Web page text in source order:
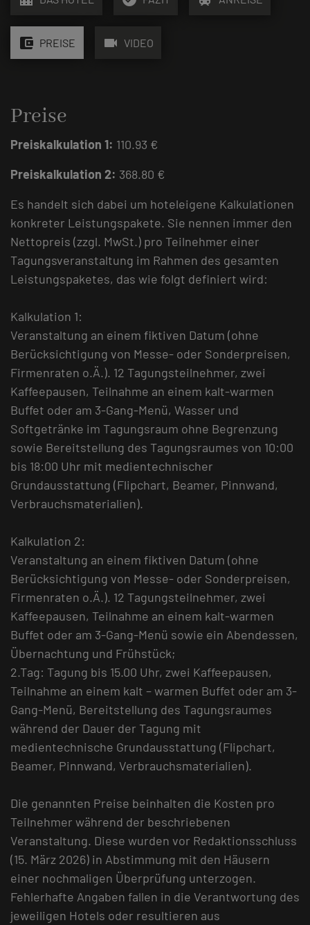
account_balance_wallet PREISE videocam VIDEO
Preise
Preiskalkulation 1: 110.93 €
Preiskalkulation 2: 368.80 €
Es handelt sich dabei um hoteleigene Kalkulationen
konkreter Leistungspakete. Sie nennen immer den
Nettopreis (zzgl. MwSt.) pro Teilnehmer einer
Tagungsveranstaltung im Rahmen des gesamten
Leistungspaketes, das wie folgt definiert wird:
Kalkulation 1:
Veranstaltung an einem fiktiven Datum (ohne
Berücksichtigung von Messe- oder Sonderpreisen,
Firmenraten o.Ä.). 12 Tagungsteilnehmer, zwei
Kaffeepausen, Teilnahme an einem kalt-warmen
Buffet oder am 3-Gang-Menü, Wasser und
Softgetränke im Tagungsraum ohne Begrenzung
sowie Bereitstellung des Tagungsraumes von 10:00
bis 18:00 Uhr mit medientechnischer
Grundausstattung (Flipchart, Beamer, Pinnwand,
Verbrauchsmaterialien).
Kalkulation 2:
Veranstaltung an einem fiktiven Datum (ohne
Berücksichtigung von Messe- oder Sonderpreisen,
Firmenraten o.Ä.). 12 Tagungsteilnehmer, zwei
Kaffeepausen, Teilnahme an einem kalt-warmen
Buffet oder am 3-Gang-Menü sowie ein Abendessen,
Übernachtung und Frühstück;
2.Tag: Tagung bis 15.00 Uhr, zwei Kaffeepausen,
Teilnahme an einem kalt – warmen Buffet oder am 3-
Gang-Menü, Bereitstellung des Tagungsraumes
während der Dauer der Tagung mit
medientechnische Grundausstattung (Flipchart,
Beamer, Pinnwand, Verbrauchsmaterialien).
Die genannten Preise beinhalten die Kosten pro
Teilnehmer während der beschriebenen
Veranstaltung. Diese wurden vor Redaktionsschluss
(15. März 2026) in Abstimmung mit den Häusern
einer nochmaligen Überprüfung unterzogen.
Fehlerhafte Angaben fallen in die Verantwortung des
jeweiligen Hotels oder resultieren aus